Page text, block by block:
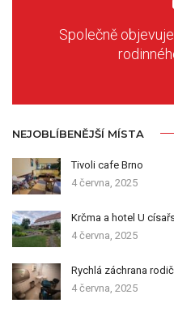
Společně
NEJOBLÍBENĚJŠÍ MÍSTA
Tivoli cafe Brno
4 června, 2025
Krčma a hotel U
4 června, 2025
Rychlá záchrana
4 června, 2025